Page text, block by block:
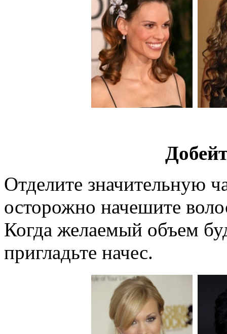
Отделите значительную
осторожно начешите
Когда желаемый объем
пригладьте начес.